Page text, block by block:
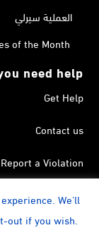
العملية سيرلي
of the Month
need help?
Get Help
Contact us
Report a Violation
Terrorism List
Twitter
We'll
out if you wish.